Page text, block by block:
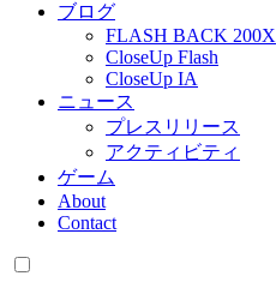
ブログ
FLASH BACK 200X
CloseUp Flash
CloseUp IA
ニュース
プレスリリース
アクティビティ
ゲーム
About
Contact